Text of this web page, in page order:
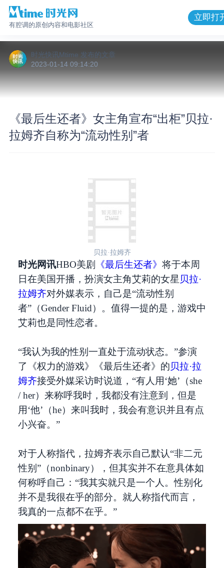
有腔调的原创内容和电影社区
立即打
时光快讯Mtime 发布的 文章
2023-01-14 09:14:20
《最后生还者》女主角宣布“出柜”贝拉·
拉姆齐自称为“流动性别”者
贝拉·拉姆齐
时光网讯HBO美剧 《最后生还者》 将于本周
日在美国开播，扮演女主角艾莉的女星 贝拉·
拉姆齐对外媒表示，自己是“流动性别
者”（Gender Fluid）。值得一提的是，游戏中
艾莉也是同性恋者。
“我认为我的性别一直处于流动状态。”参演
了《权力的游戏》《最后生还者》的贝拉·拉
姆齐接受外媒采访时说道，“有人用‘她’（she
/ her）来称呼我时，我都没有注意到，但是
用‘他’（he）来叫我时，我会有意识并且有点
小兴奋。”
对于人称指代，拉姆齐表示自己默认“非二元
性别”（nonbinary），但其实并不在意具体如
何称呼自己：“我其实就只是一个人。性别化
并不是我很在乎的部分。就人称指代而言，
我真的一点都不在乎。”